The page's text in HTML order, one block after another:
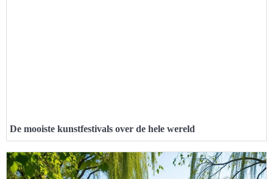
De mooiste kunstfestivals over de hele wereld